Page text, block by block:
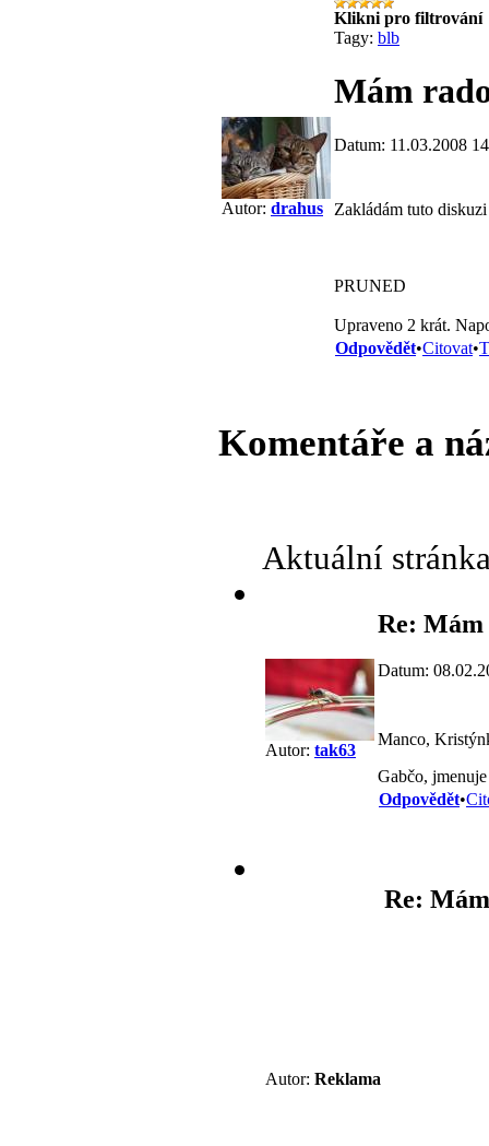
Autor: drahus
Klikni pro filtrování
Tagy: blb
Mám
Datum: 11.03.2008
Zakládám tuto
PRUNED
Upraveno 2 krát.
Odpovědět•Citovat•
Komentáře a
Aktuální
Autor: tak63
Re: Mám
Datum:
Manco,
Gabčo,
Odpovědět•
Autor: Reklama
Re: